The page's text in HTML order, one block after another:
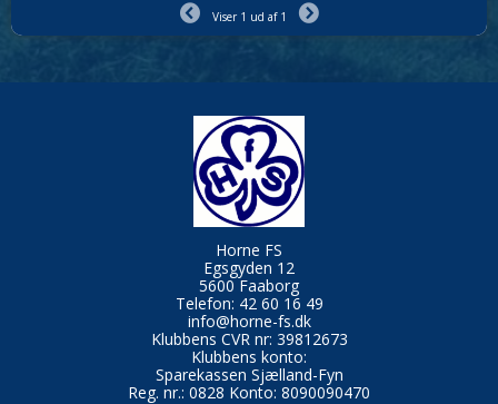
Viser 1 ud af 1
Horne FS
Egsgyden 12
5600 Faaborg
Telefon: 42 60 16 49
info@horne-fs.dk
Klubbens CVR nr: 39812673
Klubbens konto:
Sparekassen Sjælland-Fyn
Reg. nr.: 0828 Konto: 8090090470